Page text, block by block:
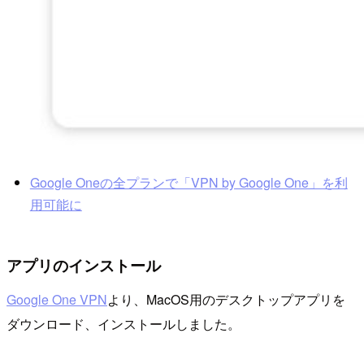
Google Oneの全プランで「VPN by Google One」を利
用可能に
アプリのインストール
Google One VPNより、MacOS用のデスクトップアプリを
ダウンロード、インストールしました。